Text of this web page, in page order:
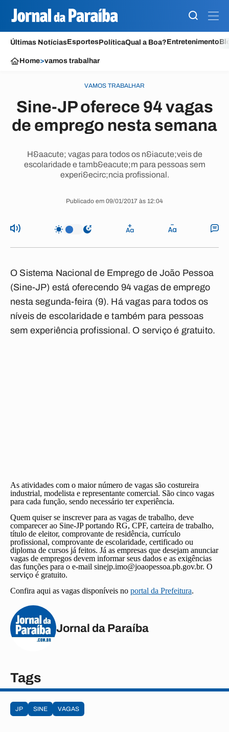
Últimas NotíciasEsportesPolíticaQual a Boa?Entretenimento
Home>vamos trabalhar
VAMOS TRABALHAR
Sine-JP oferece 94 vagas
de emprego nesta semana
H&aacute; vagas para todos os n&iacute;veis de
escolaridade e tamb&eacute;m para pessoas sem
experi&ecirc;ncia profissional.
Publicado em 09/01/2017 às 12:04
O Sistema Nacional de Emprego de João Pessoa
(Sine-JP) está oferecendo 94 vagas de emprego
nesta segunda-feira (9). Há vagas para todos os
níveis de escolaridade e também para pessoas
sem experiência profissional. O serviço é gratuito.
As atividades com o maior número de vagas são costureira
industrial, modelista e representante comercial. São cinco vagas
para cada função, sendo necessário ter experiência.
Quem quiser se inscrever para as vagas de trabalho, deve
comparecer ao Sine-JP portando RG, CPF, carteira de trabalho,
título de eleitor, comprovante de residência, currículo
profissional, comprovante de escolaridade, certificado ou
diploma de cursos já feitos. Já as empresas que desejam anunciar
vagas de empregos devem informar seus dados e as exigências
das funções para o e-mail sinejp.imo@joaopessoa.pb.gov.br. O
serviço é gratuito.
Confira aqui as vagas disponíveis no portal da Prefeitura.
Jornal da Paraíba
Tags
JP SINE VAGAS